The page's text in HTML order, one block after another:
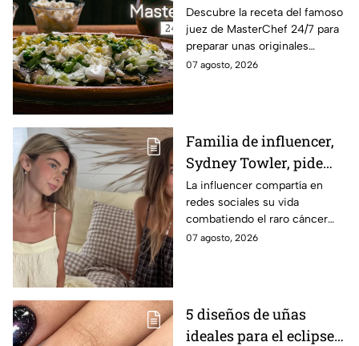
prepara el Chef Herrera
unas enfrijoladas al
chipotle
Descubre la receta del famoso
juez de MasterChef 24/7 para
preparar unas originales
enfrijoladas con una salsa llena
07 agosto, 2026
Familia de influencer,
Sydney Towler, pide
apoyo de 75, 000
dólares para honrar su
memoria
La influencer compartía en
redes sociales su vida
combatiendo el raro cáncer
que le aquejaba. Hoy la familia
07 agosto, 2026
5 diseños de uñas
ideales para el eclipse